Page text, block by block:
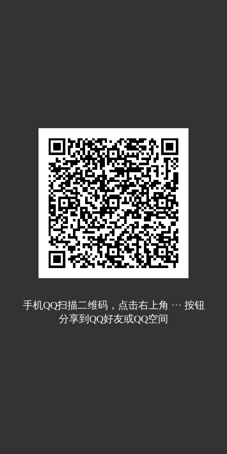
手机QQ扫描二维码，点击右上角 ··· 按钮
分享到QQ好友或QQ空间